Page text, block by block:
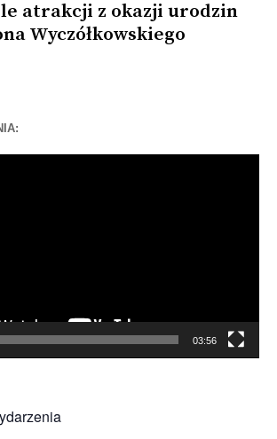
atrakcji z okazji urodzin
Wyczółkowskiego
03:56